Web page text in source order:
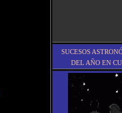
SUCESOS
DEL AÑO EN